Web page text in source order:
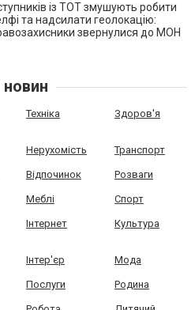
із ТОТ змушують робити
та надсилати геолокацію:
звернулися до МОН
Техніка Здоров'я
Нерухомість Транспорт
Відпочинок Розваги
Меблі Спорт
Інтернет Культура
Інтер'єр Мода
Послуги Родина